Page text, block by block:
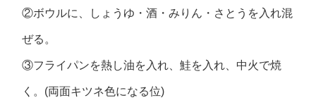
②ボウルに、しょうゆ・酒・みりん・さとうを入れ混
ぜる。
③フライパンを熱し油を入れ、鮭を入れ、中火で焼
く。(両面キツネ色になる位)